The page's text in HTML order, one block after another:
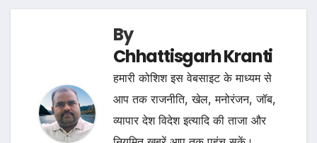
By
Chhattisgarh Kranti
हमारी कोशिश इस वेबसाइट के माध्यम से
आप तक राजनीति, खेल, मनोरंजन, जॉब,
व्यापार देश विदेश इत्यादि की ताजा और